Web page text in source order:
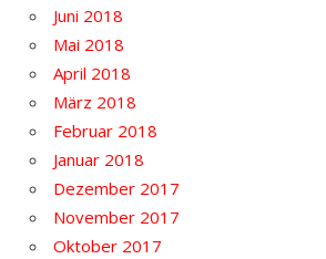
Juni 2018
Mai 2018
April 2018
März 2018
Februar 2018
Januar 2018
Dezember 2017
November 2017
Oktober 2017